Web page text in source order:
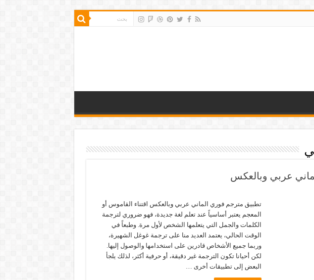
عربي وبالعكس
تطبيق مترجم فوري الماني عربي وبالعكس اقتناء القاموس أو
المعجم يعتبر أساسياً عند تعلم لغة جديدة، فهو ضروري لترجمة
الكلمات والجمل التي يتعلمها الشخص لأول مرة. وطبعاً في
الوقت الحالي، يعتمد العديد منا على ترجمة غوغل الشهيرة،
وربما جميع الأشخاص قادرين على استخدامها والوصول إليها.
لكن أحيانا تكون الترجمة غير دقيقة، أو حرفية أكثر، لذلك يلجأ
البعض إلى تطبيقات أخرى …